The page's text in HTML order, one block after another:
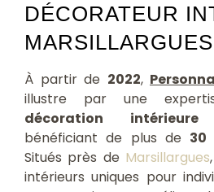
DÉCORATEUR
À partir de 2022,
illustre par une
décoration intérieure
bénéficiant de plus de 30
Situés près de Marsillargues
intérieurs uniques pour